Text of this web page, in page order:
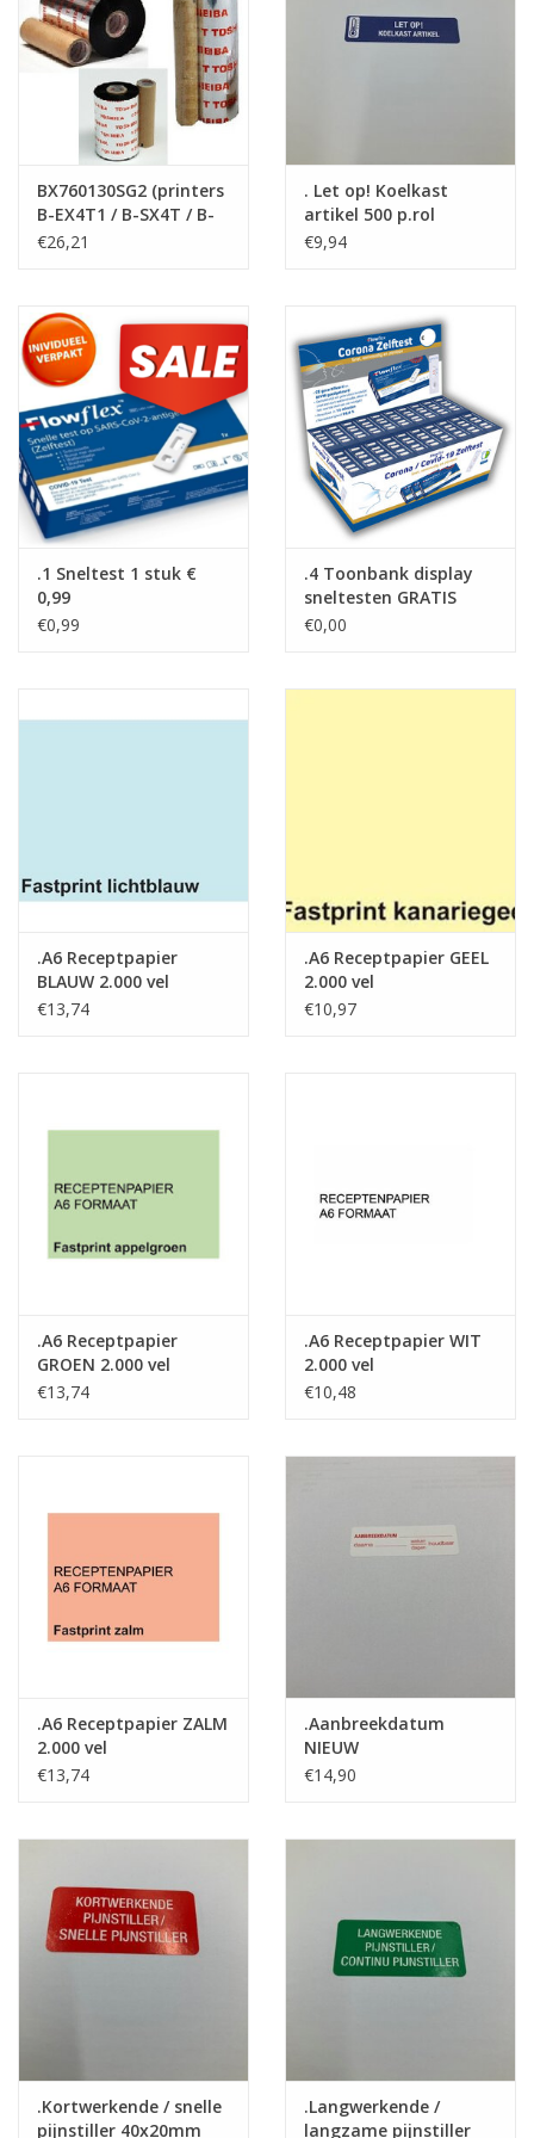
Merken
BX760130SG2 (printers
B-EX4T1 / B-SX4T / B-
SX5T)
€26,21
. Let op! Koelkast
artikel 500 p.rol
€9,94
.1 Sneltest 1 stuk €
0,99
€0,99
.4 Toonbank display
sneltesten GRATIS
€0,00
.A6 Receptpapier
BLAUW 2.000 vel
€13,74
.A6 Receptpapier GEEL
2.000 vel
€10,97
.A6 Receptpapier
GROEN 2.000 vel
€13,74
.A6 Receptpapier WIT
2.000 vel
€10,48
.A6 Receptpapier ZALM
2.000 vel
€13,74
.Aanbreekdatum
NIEUW
€14,90
.Kortwerkende / snelle
pijnstiller 40x20mm
.Langwerkende /
langzame pijnstiller